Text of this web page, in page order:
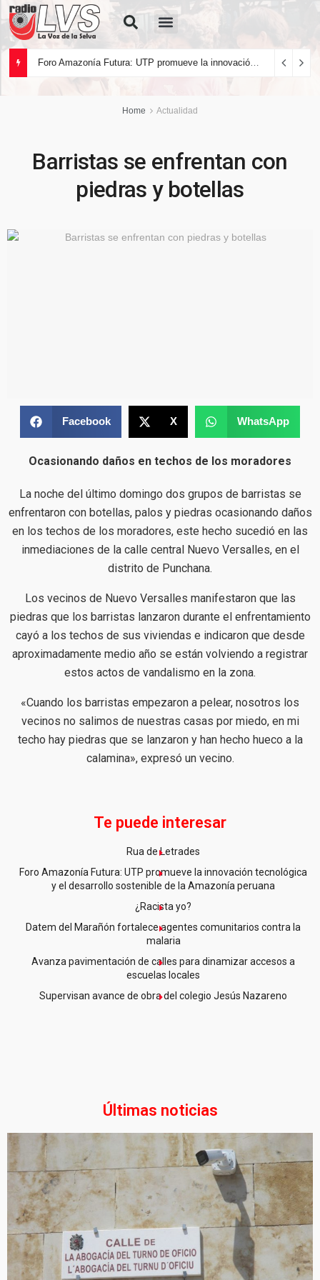
Home Actualidad
Barristas se enfrentan con
piedras y botellas
Facebook X WhatsApp
Ocasionando daños en techos de los moradores
La noche del último domingo dos grupos de barristas se
enfrentaron con botellas, palos y piedras ocasionando daños
en los techos de los moradores, este hecho sucedió en las
inmediaciones de la calle central Nuevo Versalles, en el
distrito de Punchana.
Los vecinos de Nuevo Versalles manifestaron que las
piedras que los barristas lanzaron durante el enfrentamiento
cayó a los techos de sus viviendas e indicaron que desde
aproximadamente medio año se están volviendo a registrar
estos actos de vandalismo en la zona.
«Cuando los barristas empezaron a pelear, nosotros los
vecinos no salimos de nuestras casas por miedo, en mi
techo hay piedras que se lanzaron y han hecho hueco a la
calamina», expresó un vecino.
Te puede interesar
Rua de Letrades
Foro Amazonía Futura: UTP promueve la innovación tecnológica
y el desarrollo sostenible de la Amazonía peruana
¿Racista yo?
Datem del Marañón fortalece agentes comunitarios contra la
malaria
Avanza pavimentación de calles para dinamizar accesos a
escuelas locales
Supervisan avance de obra del colegio Jesús Nazareno
Últimas noticias